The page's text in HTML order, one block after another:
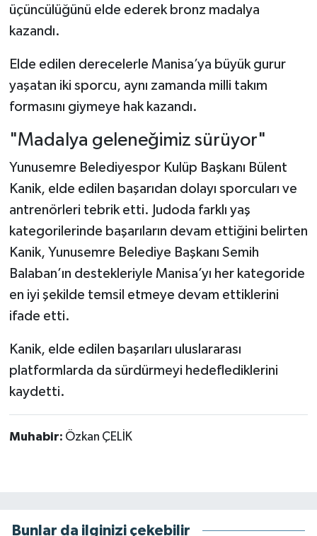
üçüncülüğünü elde ederek bronz madalya
kazandı.
Elde edilen derecelerle Manisa’ya büyük gurur
yaşatan iki sporcu, aynı zamanda milli takım
formasını giymeye hak kazandı.
"Madalya geleneğimiz sürüyor"
Yunusemre Belediyespor Kulüp Başkanı Bülent
Kanik, elde edilen başarıdan dolayı sporcuları ve
antrenörleri tebrik etti. Judoda farklı yaş
kategorilerinde başarıların devam ettiğini belirten
Kanik, Yunusemre Belediye Başkanı Semih
Balaban’ın destekleriyle Manisa’yı her kategoride
en iyi şekilde temsil etmeye devam ettiklerini
ifade etti.
Kanik, elde edilen başarıları uluslararası
platformlarda da sürdürmeyi hedeflediklerini
kaydetti.
Muhabir: Özkan ÇELİK
Bunlar da ilginizi çekebilir